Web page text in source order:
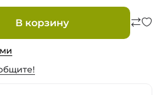
В корзину